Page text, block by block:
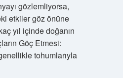
gözlemliyorsa,
etkiler göz önüne
yıl içinde doğanın
Göç Etmesi:
tohumlarıyla